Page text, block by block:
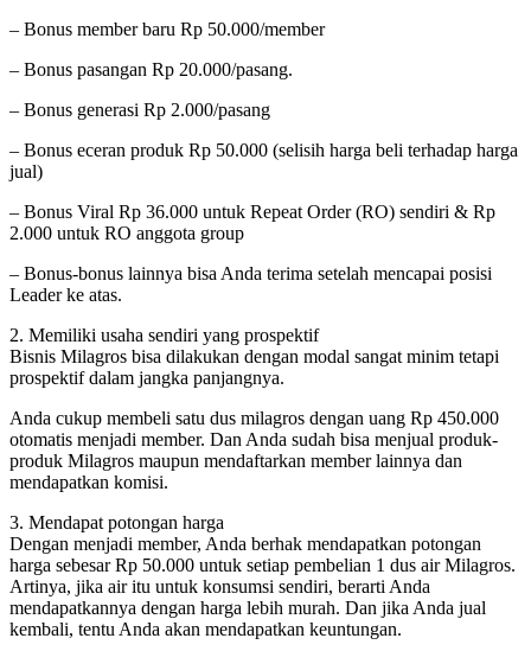
– Bonus member baru Rp 50.000/member
– Bonus pasangan Rp 20.000/pasang.
– Bonus generasi Rp 2.000/pasang
– Bonus eceran produk Rp 50.000 (selisih harga beli terhadap harga
jual)
– Bonus Viral Rp 36.000 untuk Repeat Order (RO) sendiri & Rp
2.000 untuk RO anggota group
– Bonus-bonus lainnya bisa Anda terima setelah mencapai posisi
Leader ke atas.
2. Memiliki usaha sendiri yang prospektif
Bisnis Milagros bisa dilakukan dengan modal sangat minim tetapi
prospektif dalam jangka panjangnya.
Anda cukup membeli satu dus milagros dengan uang Rp 450.000
otomatis menjadi member. Dan Anda sudah bisa menjual produk-
produk Milagros maupun mendaftarkan member lainnya dan
mendapatkan komisi.
3. Mendapat potongan harga
Dengan menjadi member, Anda berhak mendapatkan potongan
harga sebesar Rp 50.000 untuk setiap pembelian 1 dus air Milagros.
Artinya, jika air itu untuk konsumsi sendiri, berarti Anda
mendapatkannya dengan harga lebih murah. Dan jika Anda jual
kembali, tentu Anda akan mendapatkan keuntungan.